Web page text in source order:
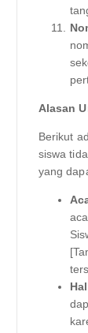
Alasan
Berikut
siswa
yang